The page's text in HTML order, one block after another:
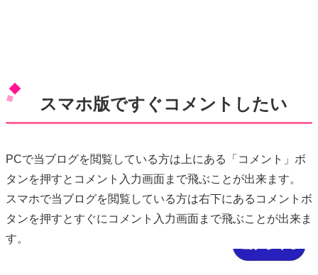
スマホ版ですぐコメントしたい
PCで当ブログを閲覧している方は上にある「コメント」ボ
タンを押すとコメント入力画面まで飛ぶことが出来ます。
スマホで当ブログを閲覧している方は右下にあるコメントボ
タンを押すとすぐにコメント入力画面まで飛ぶことが出来ま
す。